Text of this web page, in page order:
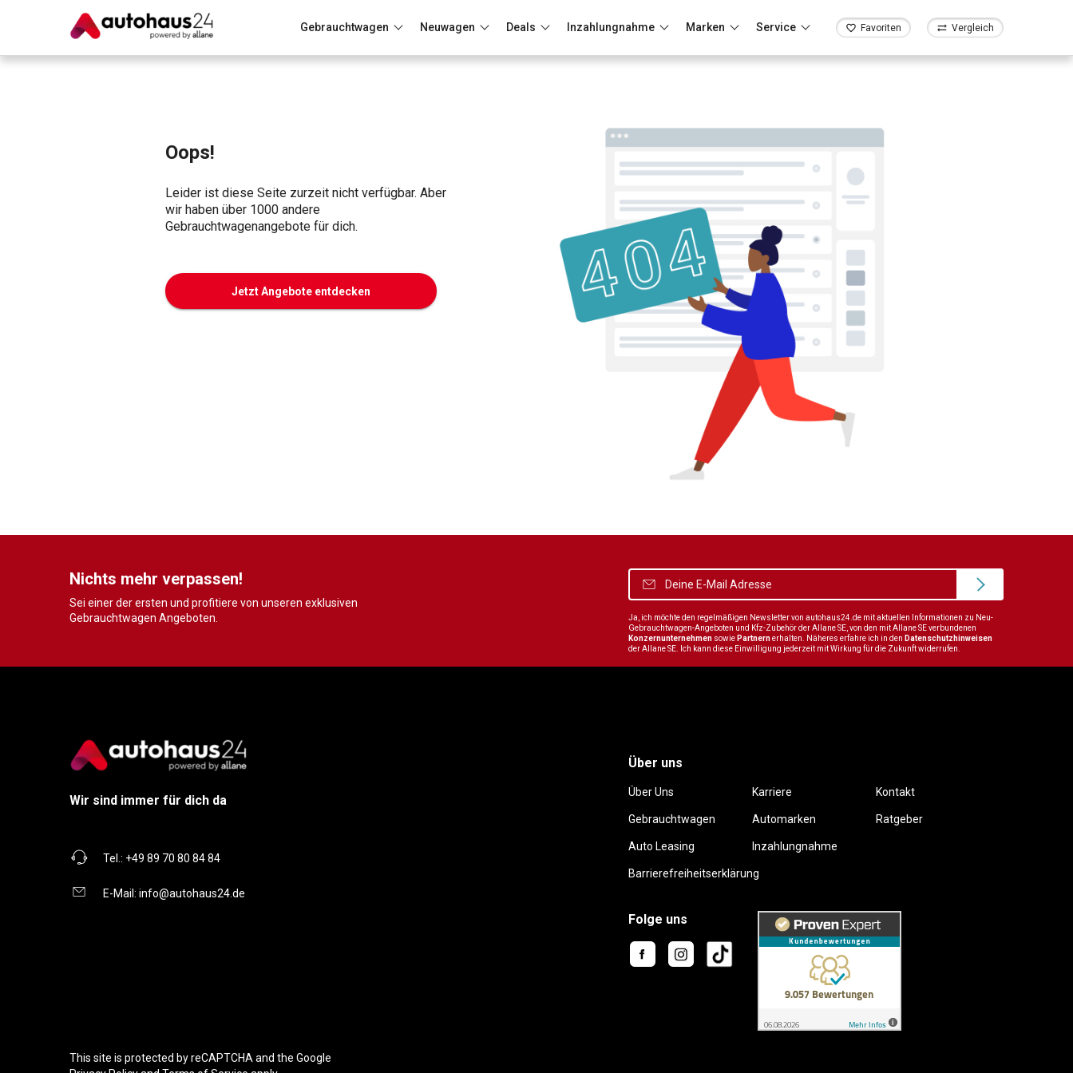
Gebrauchtwagen Neuwagen Deals Inzahlungnahme Marken Service Favoriten Vergleich
Oops!
Leider ist diese Seite zurzeit nicht verfügbar. Aber
wir haben über 1000 andere
Gebrauchtwagenangebote für dich.
Jetzt Angebote entdecken
Nichts mehr verpassen!
Sei einer der ersten und profitiere von unseren exklusiven
Gebrauchtwagen Angeboten.
Ja, ich möchte den regelmäßigen Newsletter von autohaus24.de mit aktuellen Informationen zu Neu-
Gebrauchtwagen-Angeboten und Kfz-Zubehör der Allane SE, von den mit Allane SE verbundenen
Konzernunternehmen sowie Partnernerhalten. Näheres erfahre ich in den Datenschutzhinweisen
der Allane SE. Ich kann diese Einwilligung jederzeit mit Wirkung für die Zukunft widerrufen.
Wir sind immer für dich da
Tel.: +49 89 70 80 84 84
E-Mail: info@autohaus24.de
Über uns
Über Uns Karriere Kontakt
Gebrauchtwagen Automarken Ratgeber
Auto Leasing Inzahlungnahme
Barrierefreiheitserklärung
Folge uns
This site is protected by reCAPTCHA and the Google